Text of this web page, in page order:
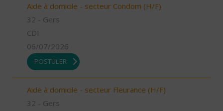
Aide à domicile - secteur Condom (H/F)
32 - Gers
CDI
06/07/2026
POSTULER
Aide à domicile - secteur Fleurance (H/F)
32 - Gers